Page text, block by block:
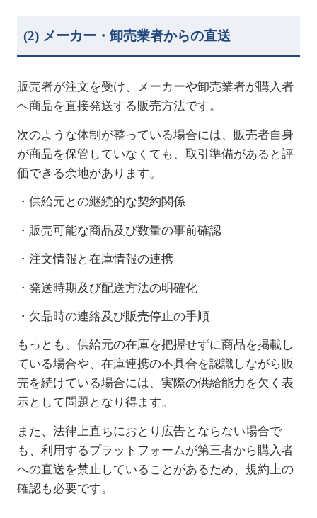
(2) メーカー・卸売業者からの直送
販売者が注文を受け、メーカーや卸売業者が購入者
へ商品を直接発送する販売方法です。
次のような体制が整っている場合には、販売者自身
が商品を保管していなくても、取引準備があると評
価できる余地があります。
・供給元との継続的な契約関係
・販売可能な商品及び数量の事前確認
・注文情報と在庫情報の連携
・発送時期及び配送方法の明確化
・欠品時の連絡及び販売停止の手順
もっとも、供給元の在庫を把握せずに商品を掲載し
ている場合や、在庫連携の不具合を認識しながら販
売を続けている場合には、実際の供給能力を欠く表
示として問題となり得ます。
また、法律上直ちにおとり広告とならない場合で
も、利用するプラットフォームが第三者から購入者
への直送を禁止していることがあるため、規約上の
確認も必要です。